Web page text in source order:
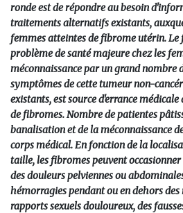
ronde est de répondre au besoin
traitements alternatifs existants,
femmes atteintes de fibrome utérin.
problème de santé majeure chez les
méconnaissance par un grand nombre
symptômes de cette tumeur non-
existants, est source d'errance
de fibromes. Nombre de patientes
banalisation et de la méconnaissance
corps médical. En fonction de la
taille, les fibromes peuvent
des douleurs pelviennes ou
hémorragies pendant ou en dehors des
rapports sexuels douloureux, des